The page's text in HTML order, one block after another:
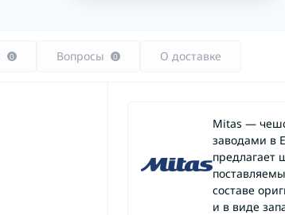
0 Вопросы 0 О доставке
Mitas —
заводами в
предлагает
составе
и в виде